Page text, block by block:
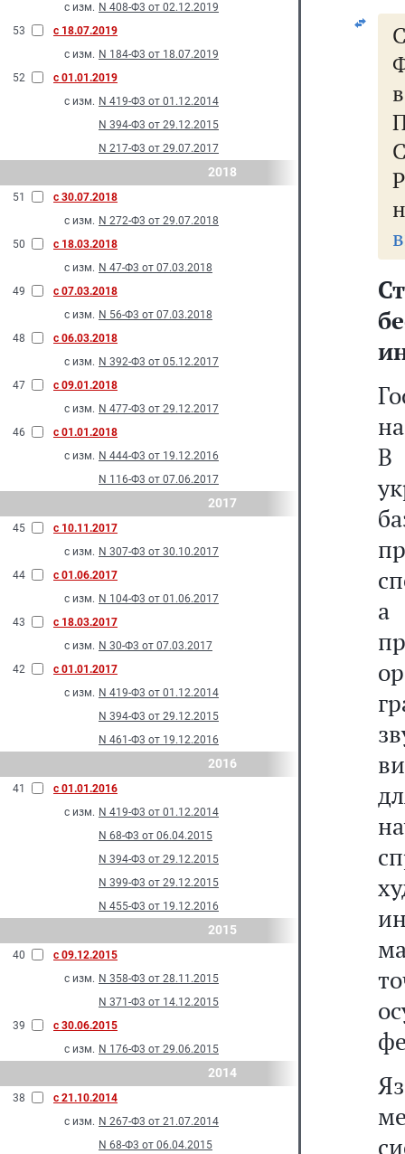
с изм. N 408-Ф3 от 02.12.2019
53
с 18.07.2019
с изм. N 184-Ф3 от 18.07.2019
52
с 01.01.2019
с изм. N 419-Ф3 от 01.12.2014
N 394-Ф3 от 29.12.2015
N 217-Ф3 от 29.07.2017
2018
51
с 30.07.2018
с изм. N 272-Ф3 от 29.07.2018
50
с 18.03.2018
с изм. N 47-Ф3 от 07.03.2018
49
с 07.03.2018
с изм. N 56-Ф3 от 07.03.2018
48
с 06.03.2018
с изм. N 392-Ф3 от 05.12.2017
47
с 09.01.2018
с изм. N 477-Ф3 от 29.12.2017
46
с 01.01.2018
с изм. N 444-Ф3 от 19.12.2016
N 116-Ф3 от 07.06.2017
2017
45
с 10.11.2017
с изм. N 307-Ф3 от 30.10.2017
44
с 01.06.2017
с изм. N 104-Ф3 от 01.06.2017
43
с 18.03.2017
с изм. N 30-Ф3 от 07.03.2017
42
с 01.01.2017
с изм. N 419-Ф3 от 01.12.2014
N 394-Ф3 от 29.12.2015
N 461-Ф3 от 19.12.2016
2016
41
с 01.01.2016
с изм. N 419-Ф3 от 01.12.2014
N 68-Ф3 от 06.04.2015
N 394-Ф3 от 29.12.2015
N 399-Ф3 от 29.12.2015
N 455-Ф3 от 19.12.2016
2015
40
с 09.12.2015
с изм. N 358-Ф3 от 28.11.2015
N 371-Ф3 от 14.12.2015
39
с 30.06.2015
с изм. N 176-Ф3 от 29.06.2015
2014
38
с 21.10.2014
с изм. N 267-Ф3 от 21.07.2014
N 68-Ф3 от 06.04.2015
В
а